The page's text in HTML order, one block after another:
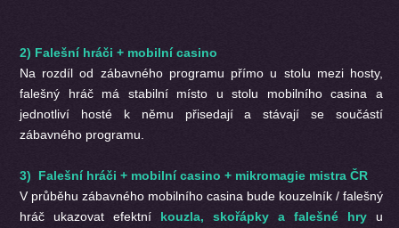
2) Falešní hráči + mobilní casino
Na rozdíl od zábavného programu přímo u stolu mezi hosty,
falešný hráč má stabilní místo u stolu mobilního casina a
jednotliví hosté k němu přisedají a stávají se součástí
zábavného programu.
3) Falešní hráči + mobilní casino + mikromagie mistra ČR
V průběhu zábavného mobilního casina bude kouzelník / falešný
hráč ukazovat efektní kouzla, skořápky a falešné hry u